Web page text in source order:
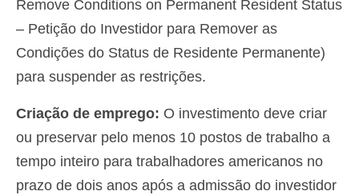
Remove Conditions on Permanent Resident Status
– Petição do Investidor para Remover as
Condições do Status de Residente Permanente)
para suspender as restrições.
Criação de emprego: O investimento deve criar
ou preservar pelo menos 10 postos de trabalho a
tempo inteiro para trabalhadores americanos no
prazo de dois anos após a admissão do investidor